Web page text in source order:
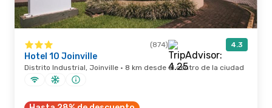
(874) 4.3
Hotel 10 Joinville
Distrito Industrial, Joinville · 8 km desde el centro de la ciudad